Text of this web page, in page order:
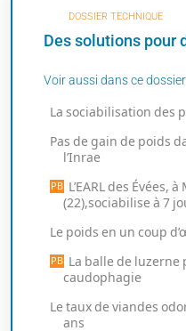
DOSSIER TECHNIQUE
Des solutions pour
Voir aussi dans ce dossier
La sociabilisation des
Pas de gain de poids
l’Inrae
L’EARL des Évées,
(22),sociabilise à 7
Le poids en un coup
La balle de luzerne
caudophagie
Le taux de viandes
ans